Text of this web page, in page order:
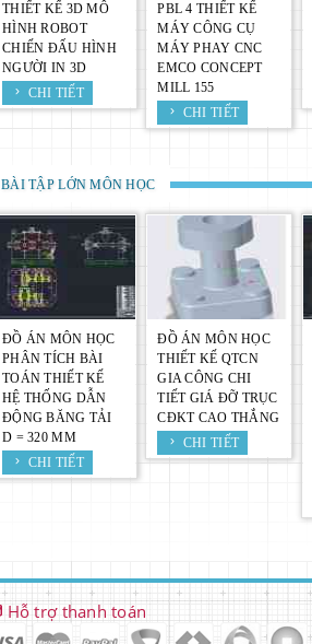
THIẾT KẾ 3D MÔ
HÌNH ROBOT
CHIẾN ĐẤU HÌNH
NGƯỜI IN 3D
CHI TIẾT
PBL 4 THIẾT KẾ
MÁY CÔNG CỤ
MÁY PHAY CNC
EMCO CONCEPT
MILL 155
CHI TIẾT
BÀI TẬP LỚN MÔN HỌC
ĐỒ ÁN MÔN HỌC
PHÂN TÍCH BÀI
TOÁN THIẾT KẾ
HỆ THỐNG DẪN
ĐỘNG BĂNG TẢI
D = 320 MM
CHI TIẾT
ĐỒ ÁN MÔN HỌC
THIẾT KẾ QTCN
GIA CÔNG CHI
TIẾT GIÁ ĐỠ TRỤC
CĐKT CAO THẮNG
CHI TIẾT
Hỗ trợ thanh toán